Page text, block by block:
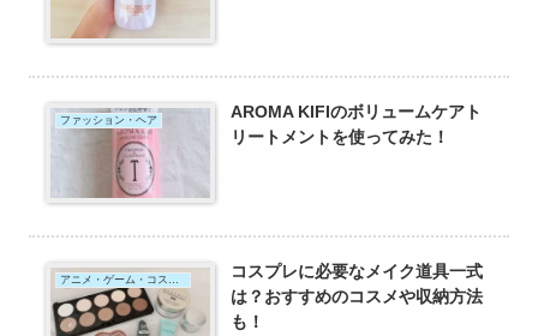
ファッション・ヘア
AROMA KIFIのボリュームケアト
リートメントを使ってみた！
アニメ・ゲーム・コスプレ
コスプレに必要なメイク道具一式
は？おすすめのコスメや収納方法
も！